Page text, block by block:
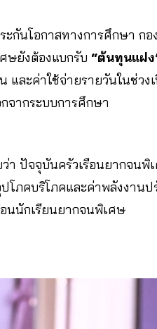
กันโอกาสทางการศึกษา กอ
ษยังต้องแบกรับ “ต้นทุนแฝง
ละค่าใช้จ่ายรายวันในช่วง
จากระบบการศึกษา
ปัจจุบันครัวเรือนยากจนพิ
ภคบริโภคและค่าพลังงานป
นนักเรียนยากจนพิเศษ